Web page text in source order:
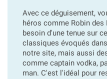
Avec ce déguisement,
héros comme Robin des
besoin d'une tenue sur
classiques évoqués
notre site, mais aussi
comme captain vodka,
man. C'est l'idéal pour